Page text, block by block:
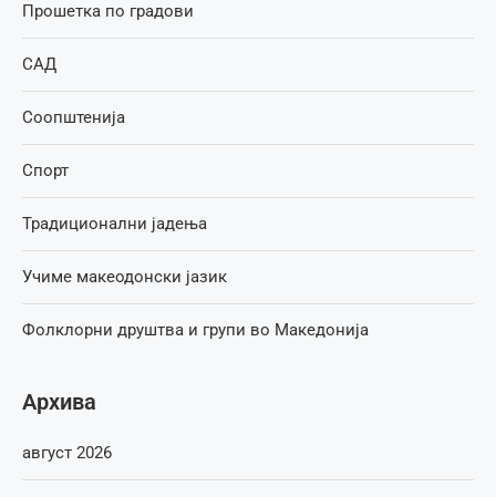
Прошетка по градови
САД
Соопштенија
Спорт
Традиционални јадења
Учиме макеодонски јазик
Фолклорни друштва и групи во Македонија
Архива
август 2026